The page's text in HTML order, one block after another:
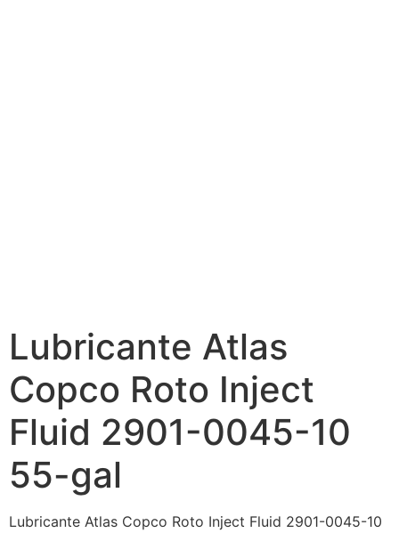
Lubricante Atlas
Copco Roto Inject
Fluid 2901-0045-10
55-gal
Lubricante Atlas Copco Roto Inject Fluid 2901-0045-10